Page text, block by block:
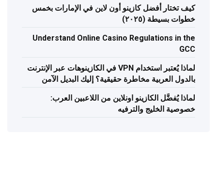
كيف تختار أفضل كازينو أون لاين في الإمارات بخمس
خطوات بسيطة (٢٠٢٥)
Understand Online Casino Regulations in the
GCC
لماذا يُعتبر استخدام VPN في الكازينوهات عبر الإنترنت
بالدول العربية مخاطرة حقيقية؟ إليك البديل الآمن
لماذا يُفضَّل الكازينو اونلاين من اللاعبين العرب:
خصوصية الخليج والترفيه